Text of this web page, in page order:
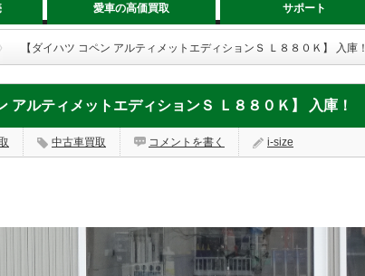
愛車の高価買取 サポート
【ダイハツ コペン アルティメットエディションＳ Ｌ８８０Ｋ】 入庫！
アルティメットエディションＳ Ｌ８８０Ｋ】 入庫！
中古車買取 コメントを書く i-size